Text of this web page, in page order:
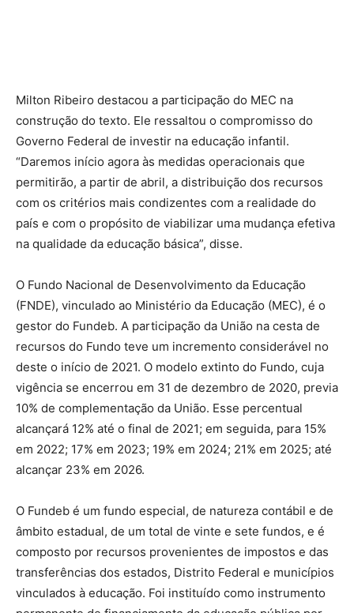
Milton Ribeiro destacou a participação do MEC na
construção do texto. Ele ressaltou o compromisso do
Governo Federal de investir na educação infantil.
“Daremos início agora às medidas operacionais que
permitirão, a partir de abril, a distribuição dos recursos
com os critérios mais condizentes com a realidade do
país e com o propósito de viabilizar uma mudança efetiva
na qualidade da educação básica”, disse.
O Fundo Nacional de Desenvolvimento da Educação
(FNDE), vinculado ao Ministério da Educação (MEC), é o
gestor do Fundeb. A participação da União na cesta de
recursos do Fundo teve um incremento considerável no
deste o início de 2021. O modelo extinto do Fundo, cuja
vigência se encerrou em 31 de dezembro de 2020, previa
10% de complementação da União. Esse percentual
alcançará 12% até o final de 2021; em seguida, para 15%
em 2022; 17% em 2023; 19% em 2024; 21% em 2025; até
alcançar 23% em 2026.
O Fundeb é um fundo especial, de natureza contábil e de
âmbito estadual, de um total de vinte e sete fundos, e é
composto por recursos provenientes de impostos e das
transferências dos estados, Distrito Federal e municípios
vinculados à educação. Foi instituído como instrumento